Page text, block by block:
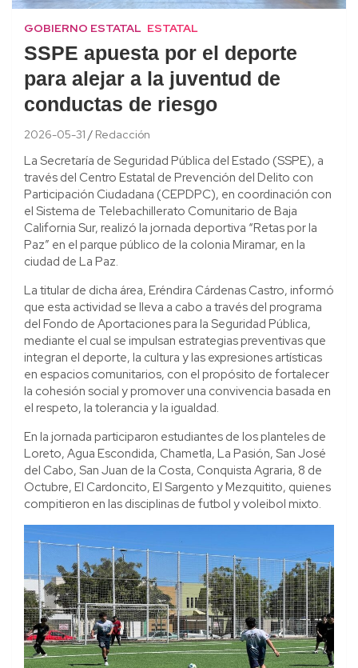
GOBIERNO ESTATAL ESTATAL
SSPE apuesta por el deporte
para alejar a la juventud de
conductas de riesgo
2026-05-31 Redacción
La Secretaría de Seguridad Pública del Estado (SSPE), a
través del Centro Estatal de Prevención del Delito con
Participación Ciudadana (CEPDPC), en coordinación con
el Sistema de Telebachillerato Comunitario de Baja
California Sur, realizó la jornada deportiva “Retas por la
Paz” en el parque público de la colonia Miramar, en la
ciudad de La Paz.
La titular de dicha área, Eréndira Cárdenas Castro, informó
que esta actividad se lleva a cabo a través del programa
del Fondo de Aportaciones para la Seguridad Pública,
mediante el cual se impulsan estrategias preventivas que
integran el deporte, la cultura y las expresiones artísticas
en espacios comunitarios, con el propósito de fortalecer
la cohesión social y promover una convivencia basada en
el respeto, la tolerancia y la igualdad.
En la jornada participaron estudiantes de los planteles de
Loreto, Agua Escondida, Chametla, La Pasión, San José
del Cabo, San Juan de la Costa, Conquista Agraria, 8 de
Octubre, El Cardoncito, El Sargento y Mezquitito, quienes
compitieron en las disciplinas de futbol y voleibol mixto.